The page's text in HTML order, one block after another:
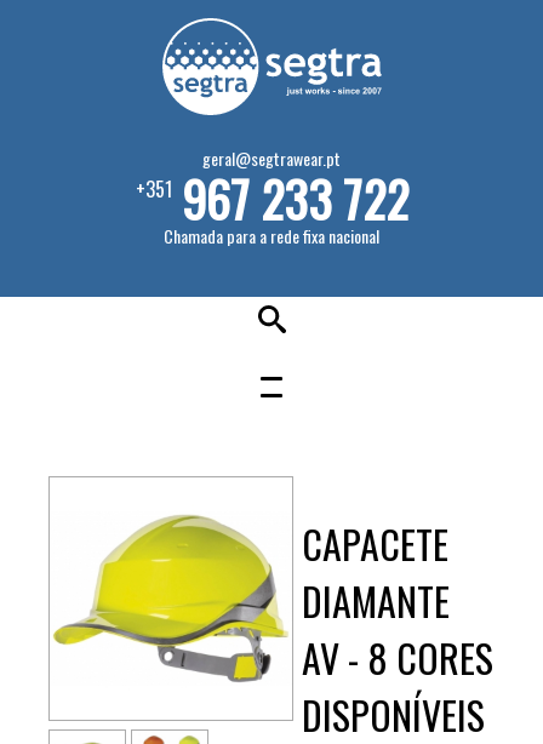
geral@segtrawear.pt
+351 967 233 722
Chamada para a rede fixa nacional
CAPACETE
DIAMANTE
AV - 8 CORES
DISPONÍVEIS